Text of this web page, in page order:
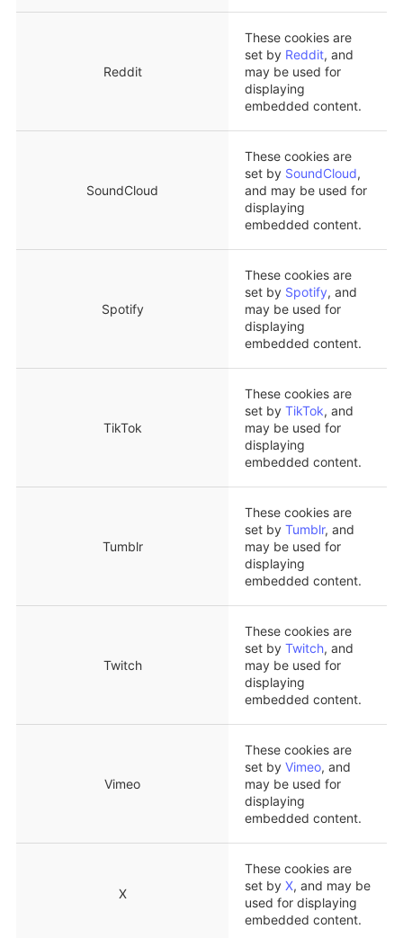
Reddit
These cookies are
set by Reddit, and
may be used for
displaying
embedded content.
SoundCloud
These cookies are
set by SoundCloud,
and may be used for
displaying
embedded content.
Spotify
These cookies are
set by Spotify, and
may be used for
displaying
embedded content.
TikTok
These cookies are
set by TikTok, and
may be used for
displaying
embedded content.
Tumblr
These cookies are
set by Tumblr, and
may be used for
displaying
embedded content.
Twitch
These cookies are
set by Twitch, and
may be used for
displaying
embedded content.
Vimeo
These cookies are
set by Vimeo, and
may be used for
displaying
embedded content.
X
These cookies are
set by X, and may be
used for displaying
embedded content.